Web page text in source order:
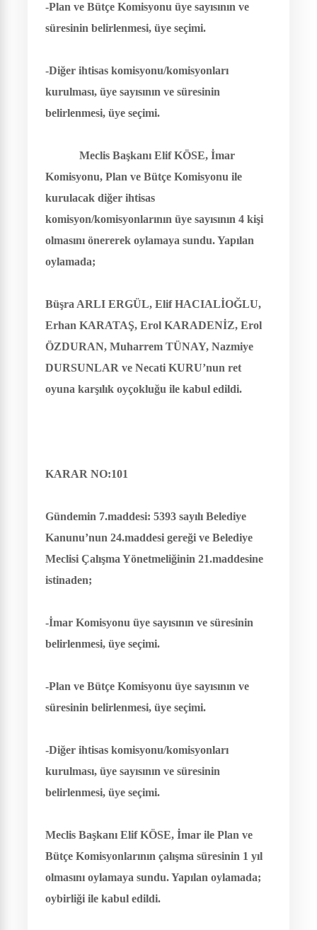
-Plan ve Bütçe Komisyonu üye sayısının ve
süresinin belirlenmesi, üye seçimi.
-Diğer ihtisas komisyonu/komisyonları
kurulması, üye sayısının ve süresinin
belirlenmesi, üye seçimi.
Meclis Başkanı Elif KÖSE, İmar
Komisyonu, Plan ve Bütçe Komisyonu ile
kurulacak diğer ihtisas
komisyon/komisyonlarının üye sayısının 4 kişi
olmasını önererek oylamaya sundu. Yapılan
oylamada;
Büşra ARLI ERGÜL, Elif HACIALİOĞLU,
Erhan KARATAŞ, Erol KARADENİZ, Erol
ÖZDURAN, Muharrem TÜNAY, Nazmiye
DURSUNLAR ve Necati KURU’nun ret
oyuna karşılık oyçokluğu ile kabul edildi.
KARAR NO:101
Gündemin 7.maddesi: 5393 sayılı Belediye
Kanunu’nun 24.maddesi gereği ve Belediye
Meclisi Çalışma Yönetmeliğinin 21.maddesine
istinaden;
-İmar Komisyonu üye sayısının ve süresinin
belirlenmesi, üye seçimi.
-Plan ve Bütçe Komisyonu üye sayısının ve
süresinin belirlenmesi, üye seçimi.
-Diğer ihtisas komisyonu/komisyonları
kurulması, üye sayısının ve süresinin
belirlenmesi, üye seçimi.
Meclis Başkanı Elif KÖSE, İmar ile Plan ve
Bütçe Komisyonlarının çalışma süresinin 1 yıl
olmasını oylamaya sundu. Yapılan oylamada;
oybirliği ile kabul edildi.